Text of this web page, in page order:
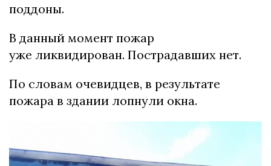
поддоны.
В данный момент пожар
уже ликвидирован. Пострадавших нет.
По словам очевидцев, в результате
пожара в здании лопнули окна.